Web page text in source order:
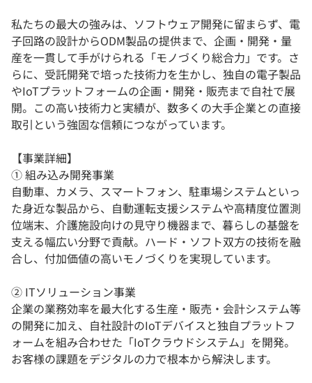
私たちの最大の強みは、ソフトウェア開発に留まらず、電
子回路の設計からODM製品の提供まで、企画・開発・量
産を一貫して手がけられる「モノづくり総合力」です。さ
らに、受託開発で培った技術力を生かし、独自の電子製品
やIoTプラットフォームの企画・開発・販売まで自社で展
開。この高い技術力と実績が、数多くの大手企業との直接
取引という強固な信頼につながっています。
【事業詳細】
① 組み込み開発事業
自動車、カメラ、スマートフォン、駐車場システムといっ
た身近な製品から、自動運転支援システムや高精度位置測
位端末、介護施設向けの見守り機器まで、暮らしの基盤を
支える幅広い分野で貢献。ハード・ソフト双方の技術を融
合し、付加価値の高いモノづくりを実現しています。
② ITソリューション事業
企業の業務効率を最大化する生産・販売・会計システム等
の開発に加え、自社設計のIoTデバイスと独自プラットフ
ォームを組み合わせた「IoTクラウドシステム」を開発。
お客様の課題をデジタルの力で根本から解決します。